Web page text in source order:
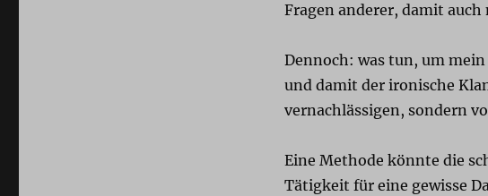
Fragen anderer, damit
Dennoch: was tun, um
und damit der ironische
vernachlässigen, sondern
Eine Methode könnte die
Tätigkeit für eine gewisse